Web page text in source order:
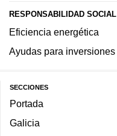
RESPONSABILIDAD SOCIAL
Eficiencia energética
Ayudas para inversiones
SECCIONES
Portada
Galicia